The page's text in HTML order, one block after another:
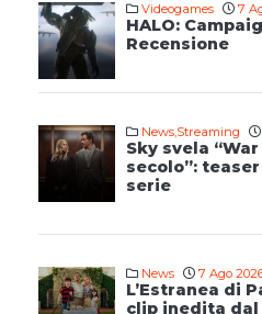
Videogames 7
HALO:
Recensione
News,Streaming
Sky svela
secolo”:
serie
News 7 Ago
L’Estranea di
clip inedita dal